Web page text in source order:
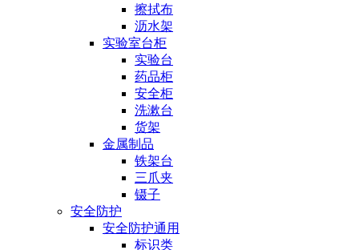
擦拭布
沥水架
实验室台柜
实验台
药品柜
安全柜
洗漱台
货架
金属制品
铁架台
三爪夹
镊子
安全防护
安全防护通用
标识类